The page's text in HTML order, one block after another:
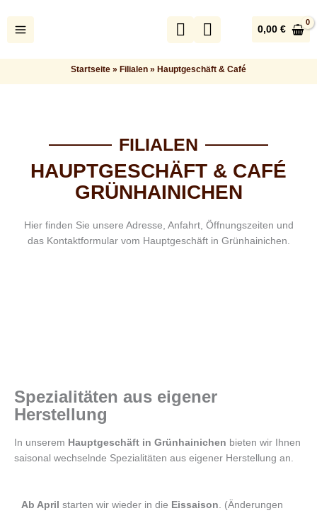
0,00 €
Filialen»Hauptgeschäft & Café
Startseite » Filialen » Hauptgeschäft & Café
FILIALEN
HAUPTGESCHÄFT & CAFÉ
GRÜNHAINICHEN
Hier finden Sie unsere Adresse, Anfahrt, Öffnungszeiten und
das Kontaktformular vom Hauptgeschäft in Grünhainichen.
Spezialitäten aus eigener
Herstellung
In unserem Hauptgeschäft in Grünhainichen bieten wir Ihnen
saisonal wechselnde Spezialitäten aus eigener Herstellung an.
Ab April starten wir wieder in die Eissaison . (Änderungen